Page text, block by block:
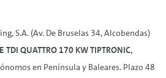
, S.A. (Av. De Bruselas 34, Alcobendas)
TDI QUATTRO 170 KW TIPTRONIC,
en Península y Baleares. Plazo 48